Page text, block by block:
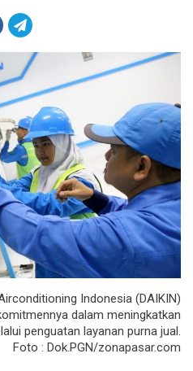
Indonesia (DAIKIN)
dalam meningkatkan
penguatan layanan purna jual.
Foto : Dok.PGN/zonapasar.com